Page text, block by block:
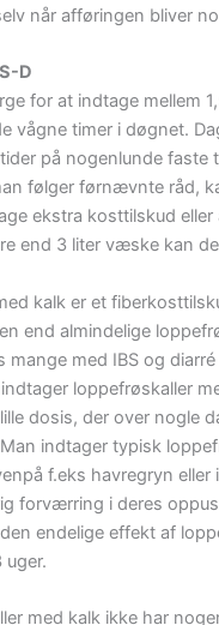
når afføringen bliver
D
for at indtage mellem
vågne timer i døgnet.
på nogenlunde faste
følger førnævnte råd,
ekstra kosttilskud eller
end 3 liter væske kan
kalk er et
end almindelige
mange med IBS og
loppefrøskaller
dosis, der over nogle
indtager typisk
f.eks havregryn eller
forværring i deres
endelige effekt af
med kalk ikke har